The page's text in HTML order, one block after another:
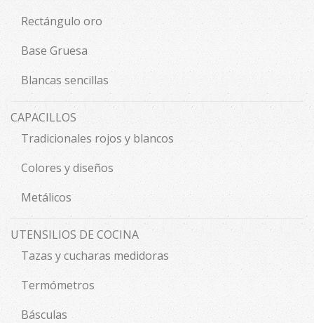
Rectángulo oro
Base Gruesa
Blancas sencillas
CAPACILLOS
Tradicionales rojos y blancos
Colores y diseños
Metálicos
UTENSILIOS DE COCINA
Tazas y cucharas medidoras
Termómetros
Básculas